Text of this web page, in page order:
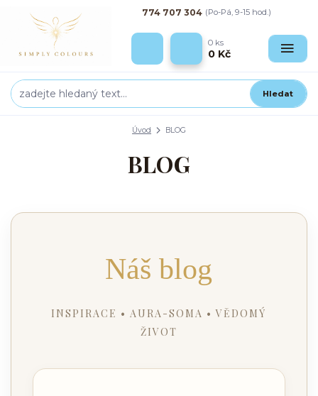
Hledat
774 707 304 (Po-Pá, 9-15 hod.)
0 ks
0 Kč
Úvod BLOG
BLOG
Náš blog
INSPIRACE • AURA-SOMA • VĚDOMÝ
ŽIVOT